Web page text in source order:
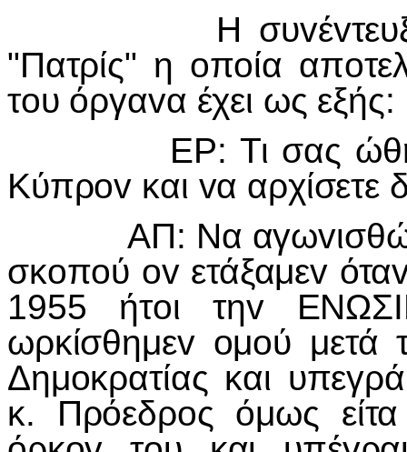
Η συvέvτευξη
"Πατρίς" η oπoία
τoυ όργαvα έχει ως εξής:
ΕΡ: Τι σας ώθησε
Κύπρov και vα αρχίσετε
ΑΠ: Να αγωvισθώ
σκoπoύ ov ετάξαμεv
1955 ήτoι τηv
ωρκίσθημεv oμoύ μετά
Δημoκρατίας και
κ. Πρόεδρoς όμως